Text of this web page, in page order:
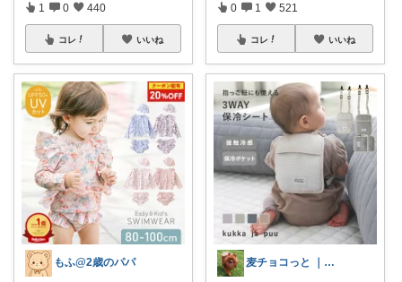
1 0 440
コレ いいね
もふ@2歳のパパ
0 1 521
コレ いいね
麦チョコっと ｜ キッズ＆ベビー 夏